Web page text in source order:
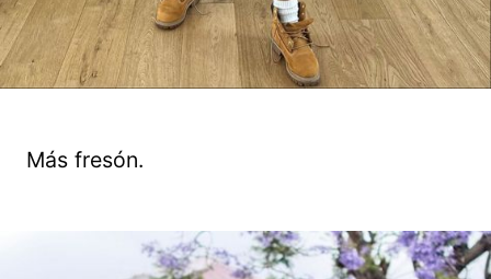
Más fresón.